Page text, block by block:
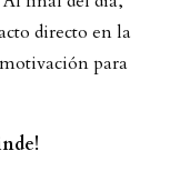
directo en la
para